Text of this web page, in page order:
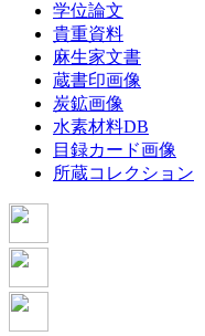
学位論文
貴重資料
麻生家文書
蔵書印画像
炭鉱画像
水素材料DB
目録カード画像
所蔵コレクション